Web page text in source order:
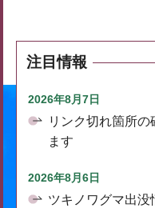
注目情報
2026年8月7日
リンク切れ箇所
ます
2026年8月6日
ツキノワグマ出没